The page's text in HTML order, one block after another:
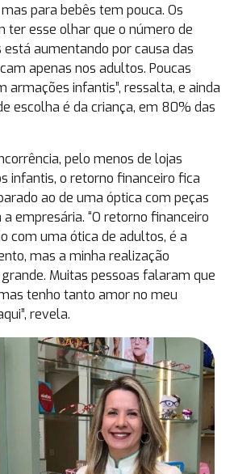
para bebês tem pouca. Os
ter esse olhar que o número de
aumentando por causa das
apenas nos adultos. Poucas
armações infantis”, ressalta, e ainda
escolha é da criança, em 80% das
pelo menos de lojas
infantis, o retorno financeiro fica
ao de uma óptica com peças
empresária. “O retorno financeiro
com uma ótica de adultos, é a
mas a minha realização
Muitas pessoas falaram que
tenho tanto amor no meu
revela.